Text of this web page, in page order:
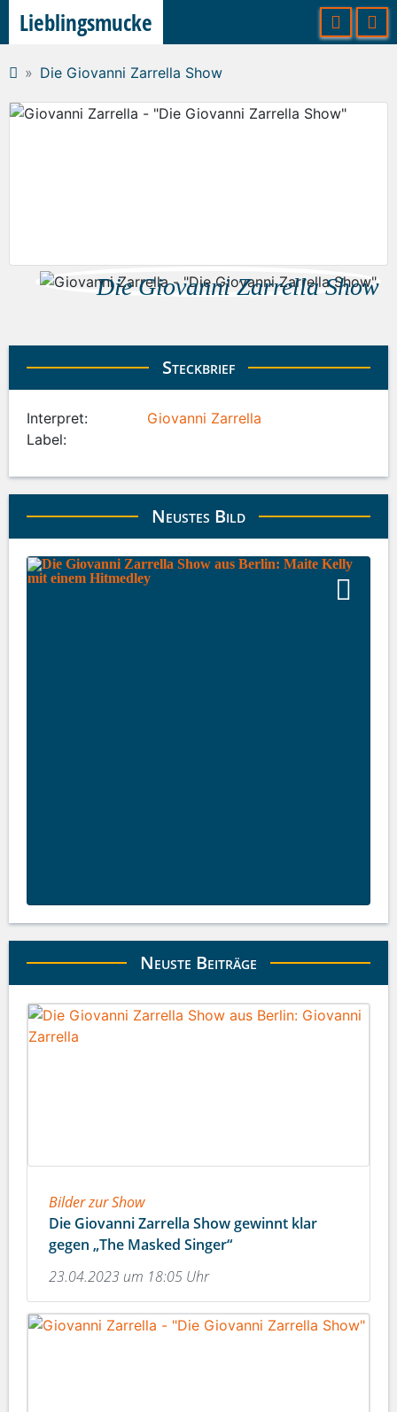
Die Giovanni Zarrella Show
Die Giovanni Zarrella Show
Steckbrief
Interpret:
Giovanni Zarrella
Label:
Neustes Bild
Neuste Beiträge
Bilder zur Show
Die Giovanni Zarrella Show gewinnt klar
gegen „The Masked Singer“
23.04.2023 um 18:05 Uhr
Lieblingsmucke